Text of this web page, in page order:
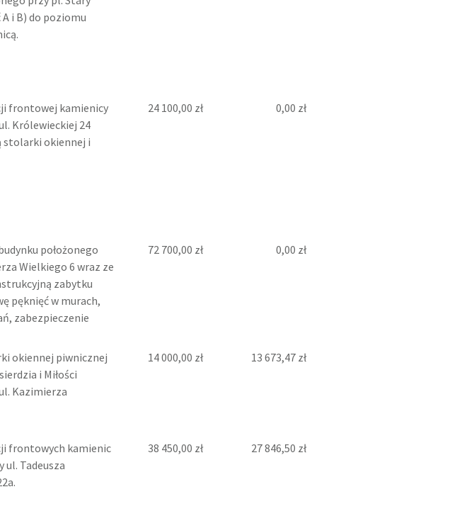
A i B) do poziomu
frontowej kamienicy
Królewieckiej 24
stolarki okiennej i
24 100,00 zł 0,00 zł
położonego
Wielkiego 6 wraz ze
zabytku
pęknięć w murach,
zabezpieczenie
72 700,00 zł 0,00 zł
okiennej piwnicznej
i Miłości
Kazimierza
14 000,00 zł 13 673,47 zł
frontowych kamienic
ul. Tadeusza
38 450,00 zł 27 846,50 zł